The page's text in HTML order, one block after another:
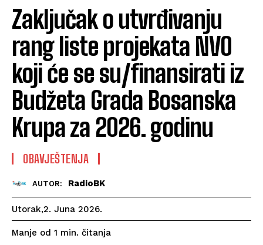
Zaključak o utvrđivanju
rang liste projekata NVO
koji će se su/finansirati iz
Budžeta Grada Bosanska
Krupa za 2026. godinu
OBAVJEŠTENJA
AUTOR: RadioBK
Utorak,2. Juna 2026.
Manje od 1 min. čitanja